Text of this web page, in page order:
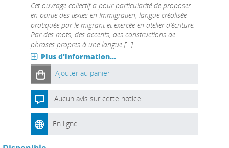
Cet ouvrage collectif a pour particularité de proposer
en partie des textes en Immigratien, langue créolisée
pratiquée par le migrant et exercée en atelier d’écriture.
Par des mots, des accents, des constructions de
phrases propres à une langue [...]
Plus d'information...
Ajouter au panier
Aucun avis sur cette notice.
En ligne